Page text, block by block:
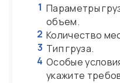
1 Параметры
объем.
2 Количество
3 Тип груза.
4 Особые
укажите